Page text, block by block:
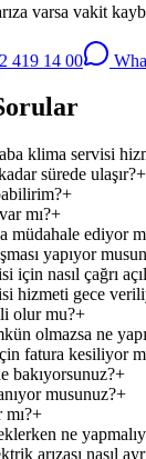
varsa vakit
419 14 00
klima servisi
sürede ulaşır?+
+
mı?+
müdahale ediyor
yapıyor
için nasıl çağrı
hizmeti gece
olur mu?+
olmazsa ne
fatura kesiliyor
bakıyorsunuz?+
musunuz?+
+
ne
arızası nasıl